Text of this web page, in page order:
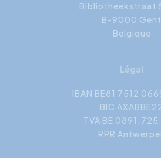
Bibliotheekstraat
B-9000 Gent
Belgique
Légal
IBAN BE81 7512
BIC
TVA BE
RPR